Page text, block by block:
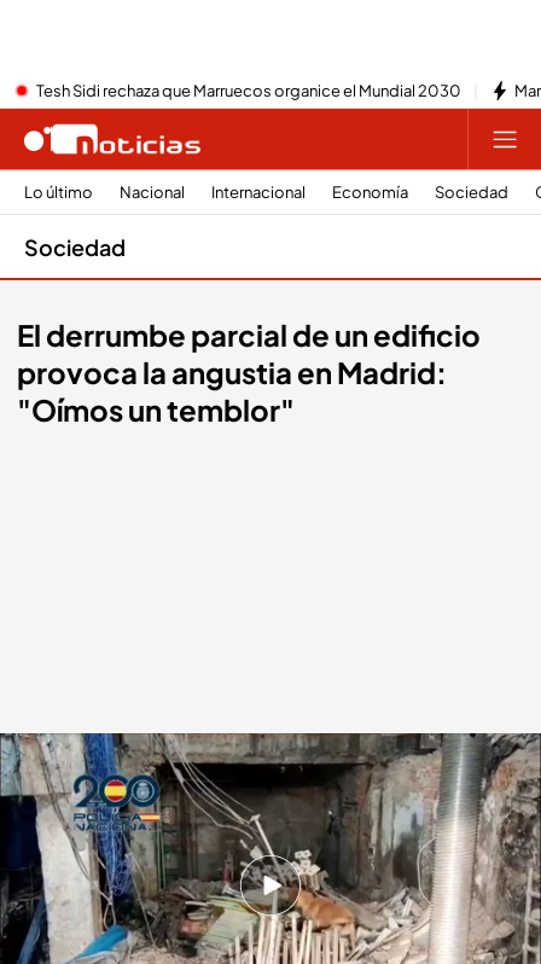
Tesh Sidi rechaza que Marruecos organice el Mundial 2030
Lo último Nacional Internacional Economía Sociedad
Sociedad
El derrumbe parcial de un edificio
provoca la angustia en Madrid:
"Oímos un temblor"
Imágenes del edificio derrumbado.Cuatro
Isabel Sanz
07 OCT 2025 - 14:26h.
Los bomberos localizan los cuatro cuerpos sin
vida de los desaparecidos en el derrumbe de